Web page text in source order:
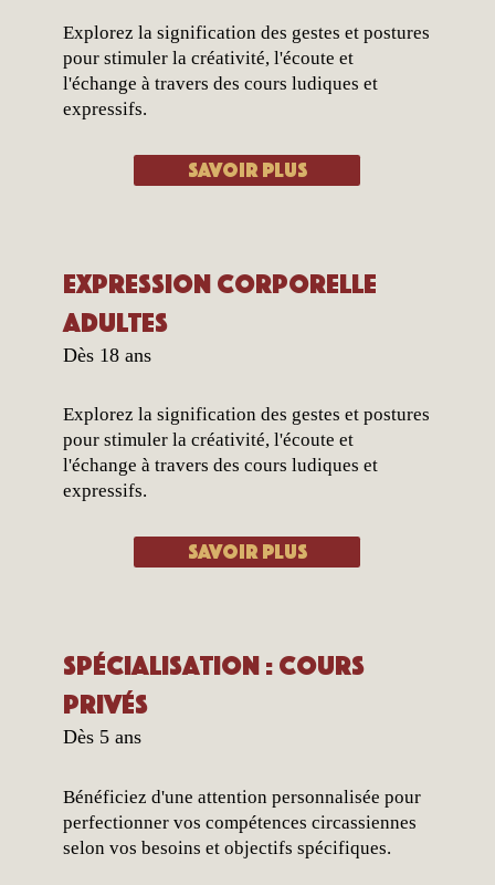
Explorez la signification des gestes et postures
pour stimuler la créativité, l'écoute et
l'échange à travers des cours ludiques et
expressifs.
Savoir plus
Expression corporelle
adultes
Dès 18 ans
Explorez la signification des gestes et postures
pour stimuler la créativité, l'écoute et
l'échange à travers des cours ludiques et
expressifs.
Savoir plus
Spécialisation : Cours
privés
Dès 5 ans
Bénéficiez d'une attention personnalisée pour
perfectionner vos compétences circassiennes
selon vos besoins et objectifs spécifiques.